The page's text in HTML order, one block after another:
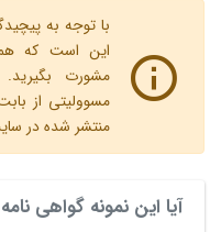
با توجه به
این است که
مشورت
مسوولیتی از
منتشر شده در
آیا این نمونه گواهی